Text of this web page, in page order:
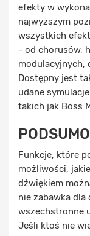
efekty w
najwyższym
wszystkich
- od chorusów,
modulacyjnych,
Dostępny jest
udane
takich jak Boss
Funkcje, które
możliwości,
dźwiękiem
nie zabawka dla
wszechstronne
Jeśli ktoś nie